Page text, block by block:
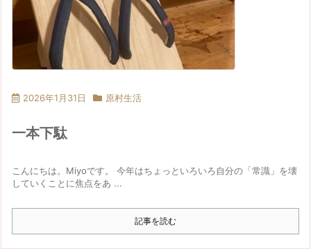
2026年1月31日 原村生活
一本下駄
こんにちは。Miyoです。 今年はちょっといろいろ自分の「常識」を壊
していくことに焦点をあ ...
記事を読む